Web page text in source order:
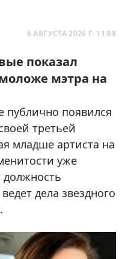
6 АВГУСТА 2026 Г. 11:08
показал
мэтра на
публично появился
третьей
младше артиста на
уже
должность
дела звездного